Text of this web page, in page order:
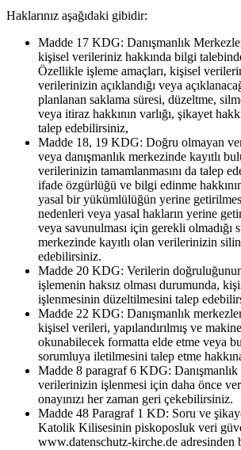
Haklarınız aşağıdaki gibidir:
Madde 17 KDG: Danışmanlık
kişisel verileriniz hakkında bilgi
Özellikle işleme amaçları, kişisel
verilerinizin açıklandığı veya
planlanan saklama süresi, düzeltme,
veya itiraz hakkının varlığı, şikayet
talep edebilirsiniz,
Madde 18, 19 KDG: Doğru olmayan
veya danışmanlık merkezinde kayıtlı
verilerinizin tamamlanmasını da talep
ifade özgürlüğü ve bilgi edinme
yasal bir yükümlülüğün yerine
nedenleri veya yasal hakların yerine
veya savunulması için gerekli olmadığı
merkezinde kayıtlı olan verilerinizin
edebilirsiniz.
Madde 20 KDG: Verilerin doğruluğunun
işlemenin haksız olması durumunda,
işlenmesinin düzeltilmesini talep
Madde 22 KDG: Danışmanlık
kişisel verileri, yapılandırılmış ve
okunabilecek formatta elde etme veya
sorumluya iletilmesini talep etme
Madde 8 paragraf 6 KDG: Danışmanlık
verilerinizin işlenmesi için daha önce
onayınızı her zaman geri çekebilirsiniz.
Madde 48 Paragraf 1 KD: Soru ve
Katolik Kilisesinin piskoposluk veri
www.datenschutz-kirche.de adresinden